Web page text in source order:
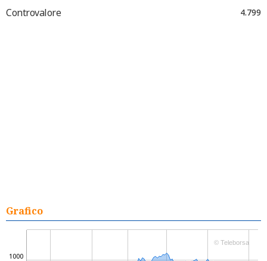
Controvalore 4.799
Grafico
1000
© Teleborsa